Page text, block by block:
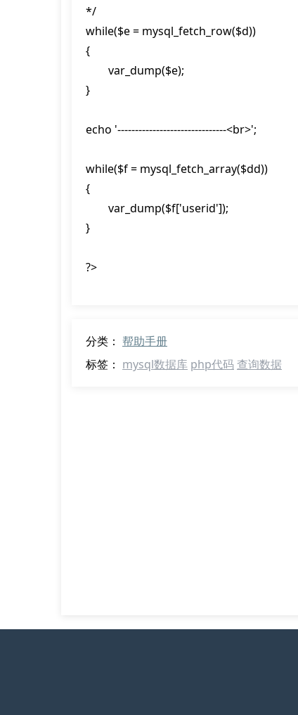
*/
while($e = mysql_fetch_row($d))
{
}
echo '-------------------------------<br>';
while($f = mysql_fetch_array($dd))
{
}
?>
分类： 帮助手册
标签： mysql数据库 php代码 查询数据